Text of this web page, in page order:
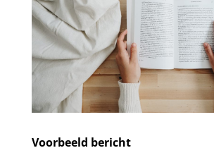
Voorbeeld bericht